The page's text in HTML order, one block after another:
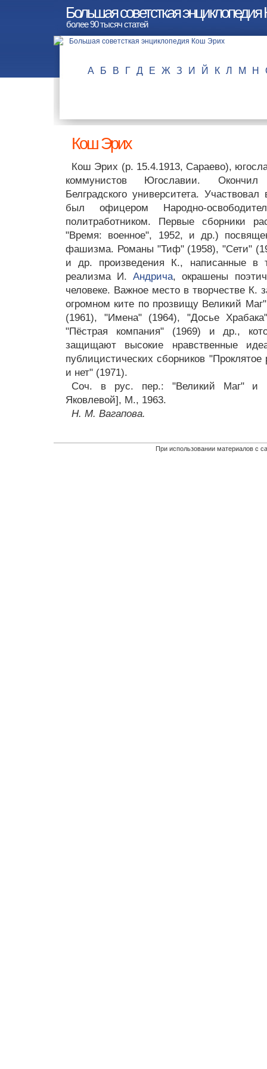
Большая советсткая
более 90 тысяч статей
А Б В Г Д Е Ж З И Й К Л М Н
Кош Эрих
Кош Эрих (р. 15.4.1913, Сараево),
коммунистов Югославии. Окончил
Белградского университета.
был офицером Народно-
политработником. Первые сборники
"Время: военное", 1952, и др.)
фашизма. Романы "Тиф" (1958), "Сети"
и др. произведения К., написанные в
реализма И.Андрича, окрашены
человеке. Важное место в творчестве К.
огромном ките по прозвищу Великий
(1961), "Имена" (1964), "Досье
"Пёстрая компания" (1969) и др.,
защищают высокие нравственные
публицистических сборников
и нет" (1971).
Соч. в рус. пер.: "Великий Маг" и
Яковлевой], М., 1963.
Н. М. Вагапова.
При использовании материалов с